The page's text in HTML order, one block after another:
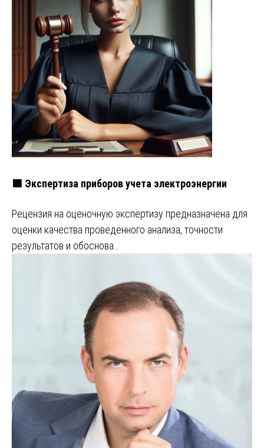
🟩 Экспертиза приборов учета электроэнергии
Рецензия на оценочную экспертизу предназначена для
оценки качества проведенного анализа, точности
результатов и обоснова…